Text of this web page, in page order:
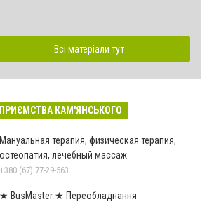
Всі матеріали тут
КАМ'ЯНСЬКОГО
Мануальная терапия, физическая терапия,
остеопатия, лечебный массаж
+380 (67) 77-29-563
★ BusMaster ★ Переобладнання